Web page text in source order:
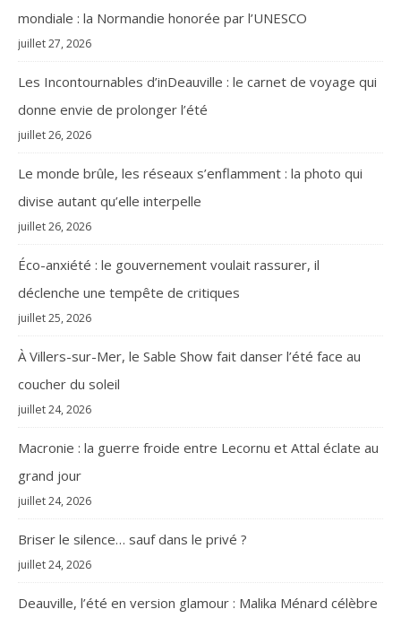
mondiale : la Normandie honorée par l’UNESCO
juillet 27, 2026
Les Incontournables d’inDeauville : le carnet de voyage qui
donne envie de prolonger l’été
juillet 26, 2026
Le monde brûle, les réseaux s’enflamment : la photo qui
divise autant qu’elle interpelle
juillet 26, 2026
Éco-anxiété : le gouvernement voulait rassurer, il
déclenche une tempête de critiques
juillet 25, 2026
À Villers-sur-Mer, le Sable Show fait danser l’été face au
coucher du soleil
juillet 24, 2026
Macronie : la guerre froide entre Lecornu et Attal éclate au
grand jour
juillet 24, 2026
Briser le silence… sauf dans le privé ?
juillet 24, 2026
Deauville, l’été en version glamour : Malika Ménard célèbre